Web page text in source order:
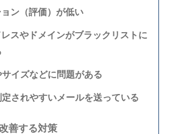
ン（評価）が低い
スやドメインがブラックリストに
イズなどに問題がある
されやすいメールを送っている
善する対策